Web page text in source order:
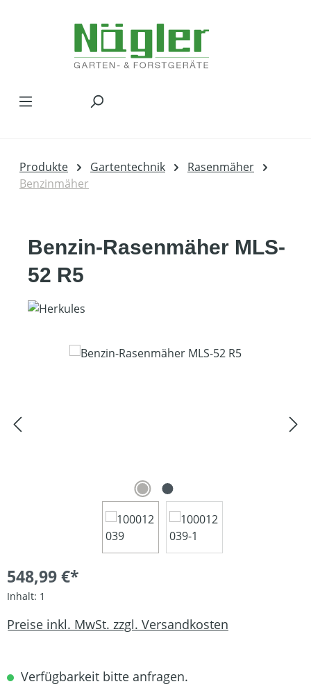
Produkte Gartentechnik
Rasenmäher
Benzinmäher
Benzin-Rasenmäher MLS-
52 R5
Bildergalerie überspringen
548,99 €*
Inhalt: 1
Preise inkl. MwSt. zzgl. Versandkosten
Verfügbarkeit bitte anfragen.